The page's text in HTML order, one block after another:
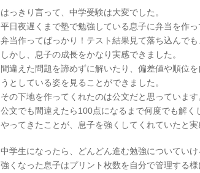
はっきり言って、中学受験は大変でした。
平日夜遅くまで塾で勉強している息子に弁当を作っ
弁当作ってばっかり！テスト結果見て落ち込んで
しかし、息子の成長をかなり実感できました。
間違えた問題を諦めずに解いたり、偏差値や順位
うとしている姿を見ることができました。
その下地を作ってくれたのは公文だと思っています
公文でも間違えたら100点になるまで何度でも解
やってきたことが、息子を強くしてくれていたと実
中学生になったら、どんどん進む勉強についていけ
強くなった息子はプリント枚数を自分で管理する